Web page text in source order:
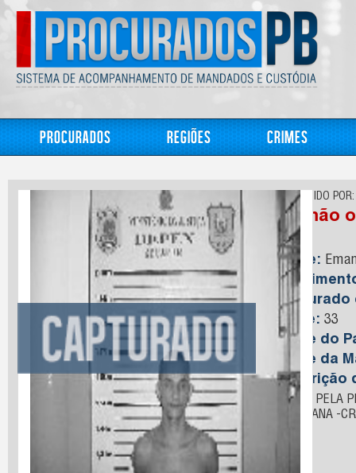
Procurados Regiões Crimes
CONHECIDO POR:
Alemão
Nome:
Idade: 33
Nome do
Nome da
Descrição
PRESO PELA
ITABAIANA -